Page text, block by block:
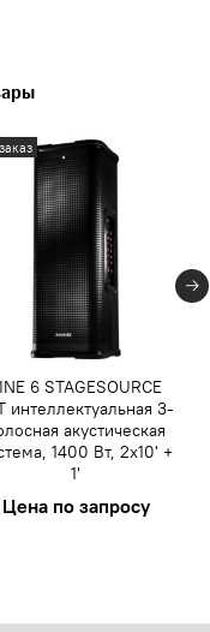
6 STAGESOURCE
интеллектуальная 3-
акустическая
1400 Вт, 2x10' +
1'
Цена по запросу